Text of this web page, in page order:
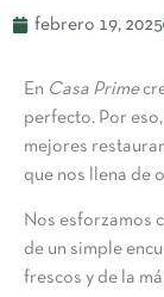
febrero 19, 2025
En Casa Prime
perfecto. Por
mejores
que nos llena de
Nos esforzamos
de un simple
frescos y de la